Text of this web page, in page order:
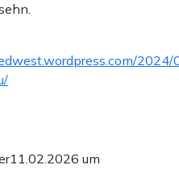
2024/
11.02.2026 um